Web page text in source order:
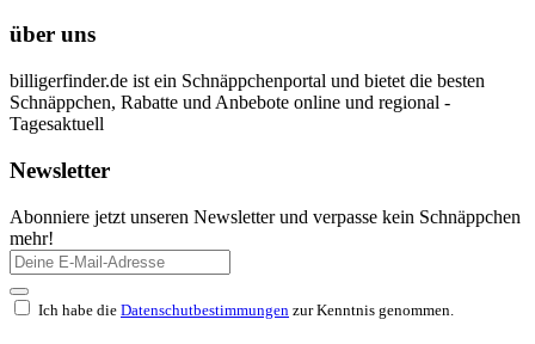
über uns
billigerfinder.de ist ein Schnäppchenportal und bietet die besten
Schnäppchen, Rabatte und Anbebote online und regional -
Tagesaktuell
Newsletter
Abonniere jetzt unseren Newsletter und verpasse kein Schnäppchen
mehr!
Ich habe die Datenschutbestimmungen zur Kenntnis genommen.